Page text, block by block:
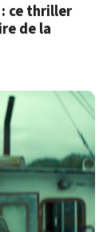
ce thriller
de la